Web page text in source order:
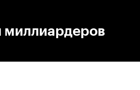
миллиардеров